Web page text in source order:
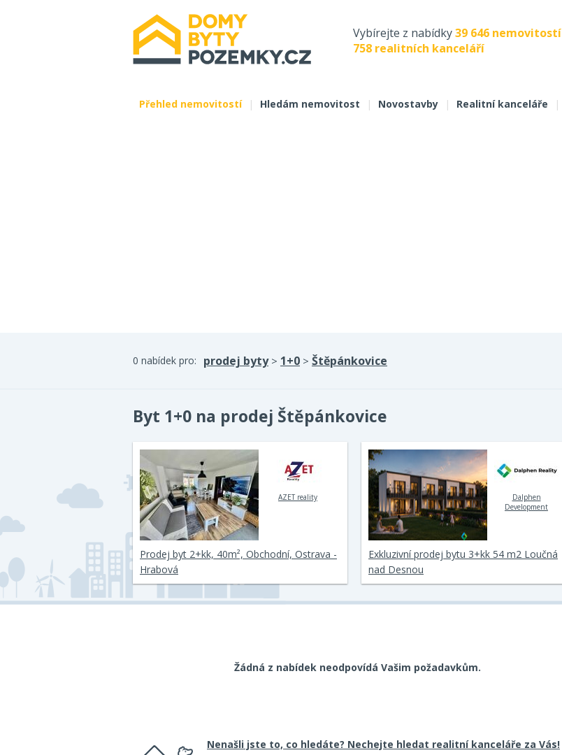
Vybírejte z nabídky39 646 nemovitostí
758 realitních kanceláří
Přehled nemovitostí | Hledám nemovitost | Novostavby | Realitní kanceláře |
0 nabídek pro: prodej byty> 1+0 > Štěpánkovice
Byt 1+0 na prodej Štěpánkovice
AZET reality
Prodej byt 2+kk, 40m², Obchodní, Ostrava -
Hrabová
Dalphen
Development
Exkluzivní prodej bytu 3+kk 54 m2 Loučná
nad Desnou
Žádná z nabídek neodpovídá Vašim požadavkům.
Nenašli jste to, co hledáte? Nechejte hledat realitní kanceláře za Vás!